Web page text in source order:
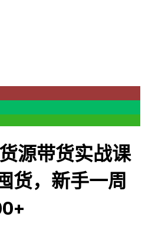
源带货实战课
货，新手一周